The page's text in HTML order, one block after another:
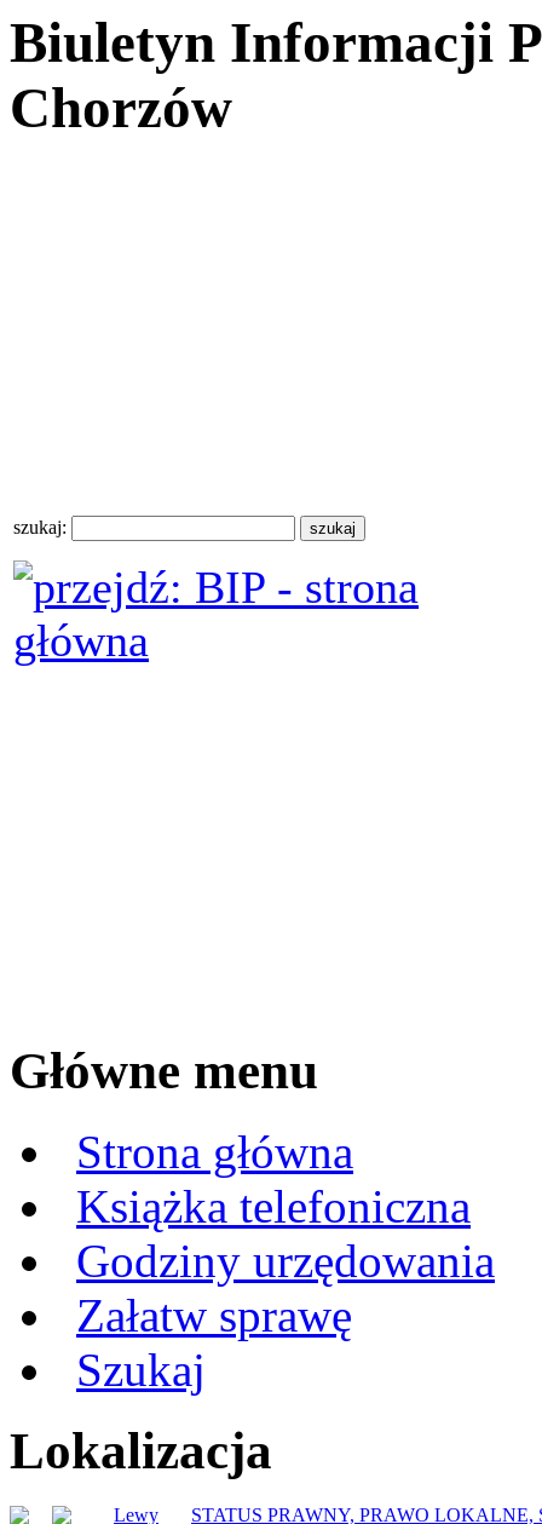
Biuletyn Informacji
Chorzów
szukaj:
Główne menu
Strona główna
Książka telefoniczna
Godziny urzędowania
Załatw sprawę
Szukaj
Lokalizacja
Lewy
STATUS PRAWNY, PRAWO LOKALNE,